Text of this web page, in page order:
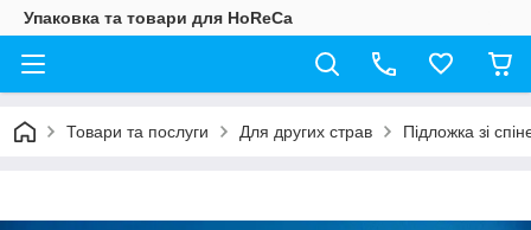
Упаковка та товари для HoReCa
Товари та послуги Для других страв Підложка зі